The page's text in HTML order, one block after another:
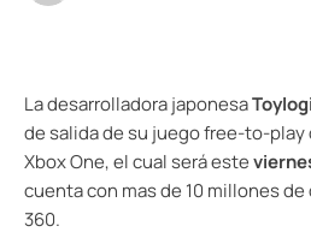
La desarrolladora japonesa
de salida de su juego free-to-play
Xbox One, el cual será este
cuenta con mas de 10 millones
360.